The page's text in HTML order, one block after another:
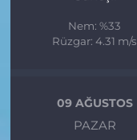
Nem: %33
Rüzgar: 4.31 m/s
09 AĞUSTOS
PAZAR